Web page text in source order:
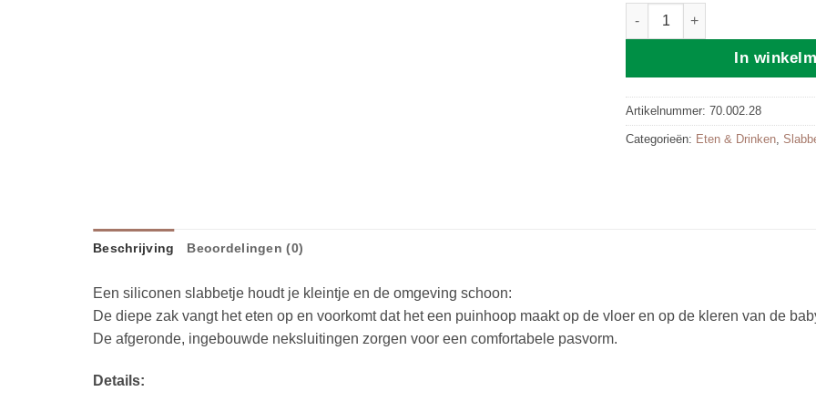
Mushie | Silicone BIB Bees
In
Artikelnummer: 70.002.28
Categorieën: Eten & Drinken,
Beschrijving Beoordelingen (0)
Een siliconen slabbetje houdt je kleintje en de omgeving schoon:
De diepe zak vangt het eten op en voorkomt dat het een puinhoop maakt op de vloer en op de kleren van de
De afgeronde, ingebouwde neksluitingen zorgen voor een comfortabele pasvorm.
Details: